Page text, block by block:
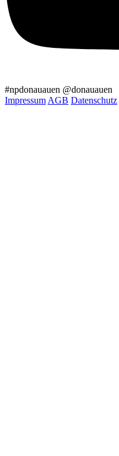
#npdonauauen @donauauen
ImpressumAGB Datenschutz